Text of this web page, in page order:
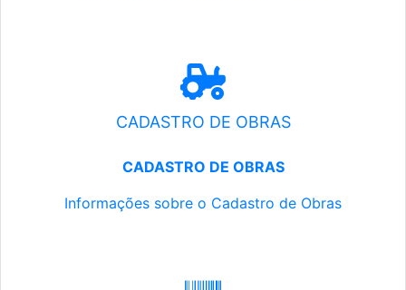
CADASTRO DE OBRAS
CADASTRO DE OBRAS
Informações sobre o Cadastro de Obras